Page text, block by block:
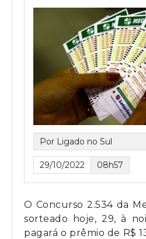
Por Ligado no Sul
29/10/2022 08h57
O Concurso 2.534 da
sorteado hoje, 29, à
pagará o prêmio de R$